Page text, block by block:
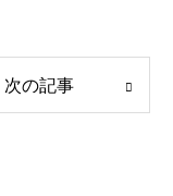
次の記事